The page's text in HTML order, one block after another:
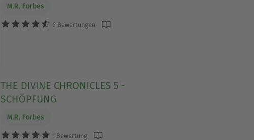
M.R. Forbes
6 Bewertungen
THE DIVINE CHRONICLES 5 -
SCHÖPFUNG
M.R. Forbes
1 Bewertung